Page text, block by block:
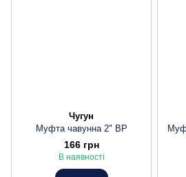
Чугун
Муфта чавунна 2" ВР
166 грн
В наявності